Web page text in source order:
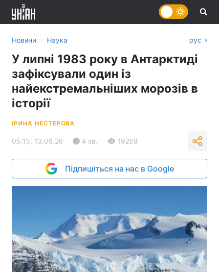
Новини › Наука рус
У липні 1983 року в Антарктиді
зафіксували один із
найекстремальніших морозів в
історії
ІРИНА НЕСТЕРОВА
05:15, 13.06.26 4 хв. 19268
Підпишіться на нас в Google